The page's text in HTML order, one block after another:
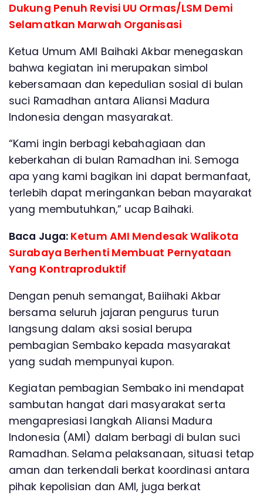
Dukung Penuh Revisi UU Ormas/LSM Demi
Selamatkan Marwah Organisasi
Ketua Umum AMI Baihaki Akbar menegaskan
bahwa kegiatan ini merupakan simbol
kebersamaan dan kepedulian sosial di bulan
suci Ramadhan antara Aliansi Madura
Indonesia dengan masyarakat.
“Kami ingin berbagi kebahagiaan dan
keberkahan di bulan Ramadhan ini. Semoga
apa yang kami bagikan ini dapat bermanfaat,
terlebih dapat meringankan beban mayarakat
yang membutuhkan,” ucap Baihaki.
Baca Juga: Ketum AMI Mendesak Walikota
Surabaya Berhenti Membuat Pernyataan
Yang Kontraproduktif
Dengan penuh semangat, Baiihaki Akbar
bersama seluruh jajaran pengurus turun
langsung dalam aksi sosial berupa
pembagian Sembako kepada masyarakat
yang sudah mempunyai kupon.
Kegiatan pembagian Sembako ini mendapat
sambutan hangat dari masyarakat serta
mengapresiasi langkah Aliansi Madura
Indonesia (AMI) dalam berbagi di bulan suci
Ramadhan. Selama pelaksanaan, situasi tetap
aman dan terkendali berkat koordinasi antara
pihak kepolisian dan AMI, juga berkat